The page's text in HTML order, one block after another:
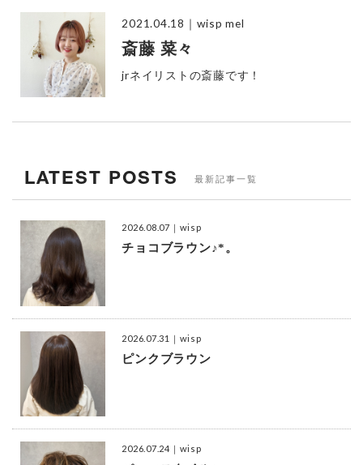
2021.04.18 ｜wisp mel
斎藤 菜々
jrネイリストの斎藤です！
LATEST POSTS 最新記事一覧
2026.08.07 ｜wisp
チョコブラウン♪*。
2026.07.31 ｜wisp
ピンクブラウン
2026.07.24 ｜wisp